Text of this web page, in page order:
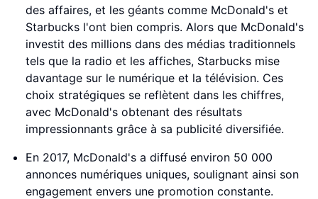
des affaires, et les géants comme McDonald's et
Starbucks l'ont bien compris. Alors que McDonald's
investit des millions dans des médias traditionnels
tels que la radio et les affiches, Starbucks mise
davantage sur le numérique et la télévision. Ces
choix stratégiques se reflètent dans les chiffres,
avec McDonald's obtenant des résultats
impressionnants grâce à sa publicité diversifiée.
En 2017, McDonald's a diffusé environ 50 000
annonces numériques uniques, soulignant ainsi son
engagement envers une promotion constante.